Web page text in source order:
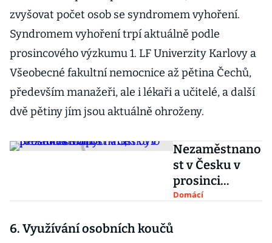
zvyšovat počet osob se syndromem vyhoření.
Syndromem vyhoření trpí aktuálně podle
prosincového výzkumu 1. LF Univerzity Karlovy a
Všeobecné fakultní nemocnice až pětina Čechů,
především manažeři, ale i lékaři a učitelé, a další
dvě pětiny jím jsou aktuálně ohroženy.
Nezaměstnano
st v Česku v
prosinci
stoupla na 3,1
Volných míst
Domácí
6. Využívání osobních koučů